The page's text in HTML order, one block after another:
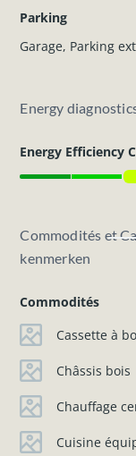
Parking
Garage, Parking
Energy
Energy Efficiency
Commodités et
kenmerken
Commodités
Cassette à
Châssis bois
Chauffage
Cuisine